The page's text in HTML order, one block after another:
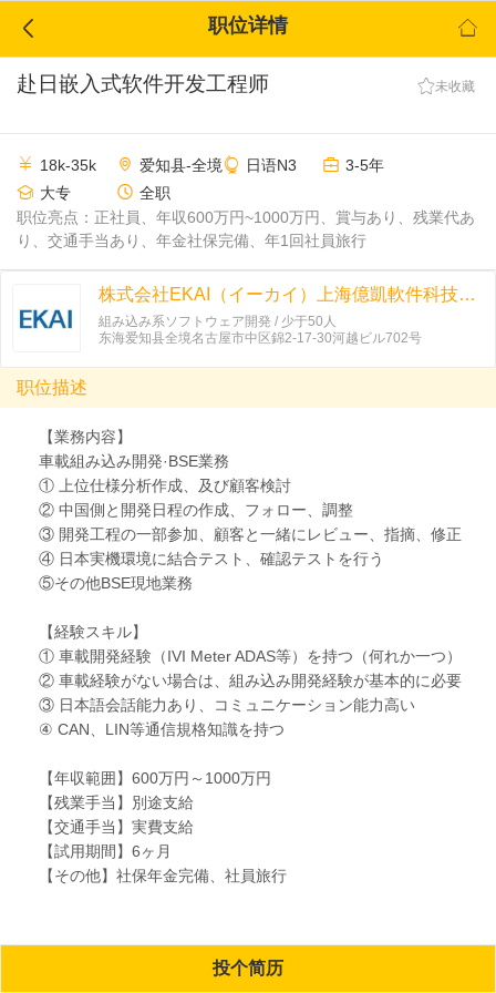
职位详情
 
赴日嵌入式软件开发工程师 未收藏
 18k-35k  爱知县-全境 日语N3  3-5年
 大专  全职
职位亮点：正社員、年収600万円~1000万円、賞与あり、残業代あ
り、交通手当あり、年金社保完備、年1回社員旅行
株式会社EKAI（イーカイ）上海億凱軟件科技有限公司
組み込み系ソフトウェア開発 / 少于50人
东海爱知县全境名古屋市中区錦2-17-30河越ビル702号
职位描述
【業務内容】
車載組み込み開発·BSE業務
① 上位仕様分析作成、及び顧客検討
② 中国側と開発日程の作成、フォロー、調整
③ 開発工程の一部参加、顧客と一緒にレビュー、指摘、修正
④ 日本実機環境に結合テスト、確認テストを行う
⑤その他BSE現地業務
【経験スキル】
① 車載開発経験（IVI Meter ADAS等）を持つ（何れか一つ）
② 車載経験がない場合は、組み込み開発経験が基本的に必要
③ 日本語会話能力あり、コミュニケーション能力高い
④ CAN、LIN等通信規格知識を持つ
【年収範囲】600万円～1000万円
【残業手当】別途支給
【交通手当】実費支給
【試用期間】6ヶ月
【その他】社保年金完備、社員旅行
投个简历